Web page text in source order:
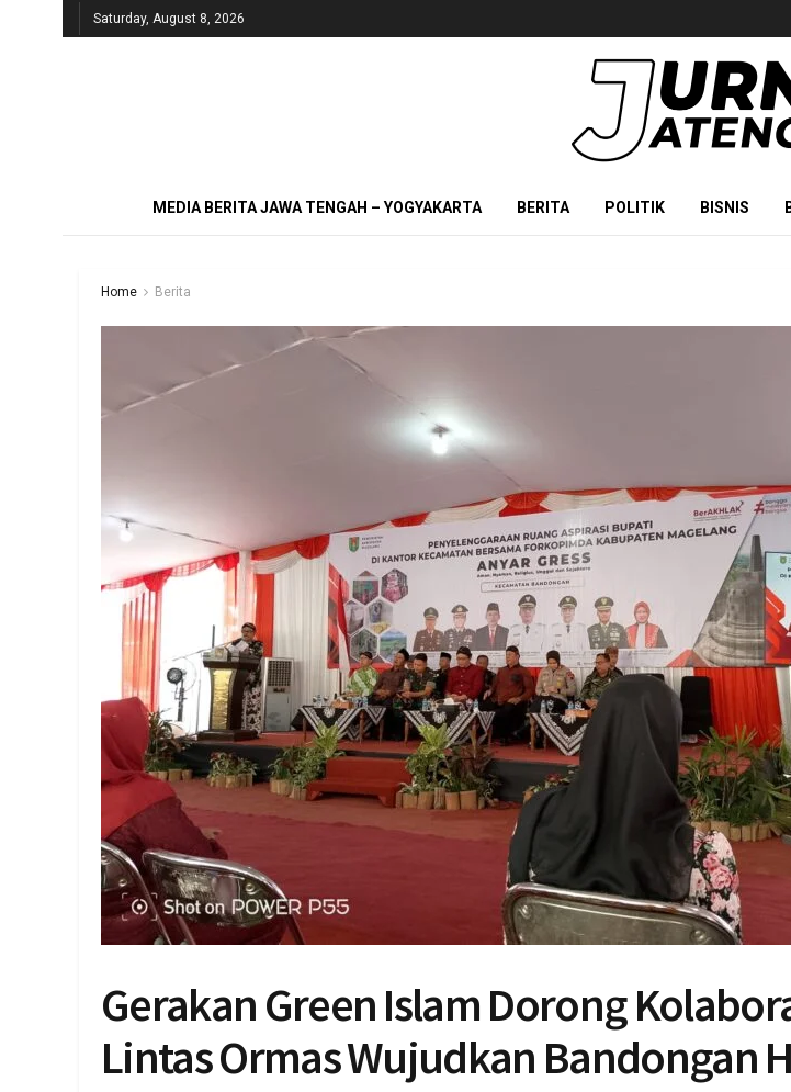
Saturday, August 8, 2026
MEDIA BERITA JAWA TENGAH – YOGYAKARTA BERITA POLITIK BISNIS
Home Berita
Gerakan Green Islam Dorong
Lintas Ormas Wujudkan Bandongan